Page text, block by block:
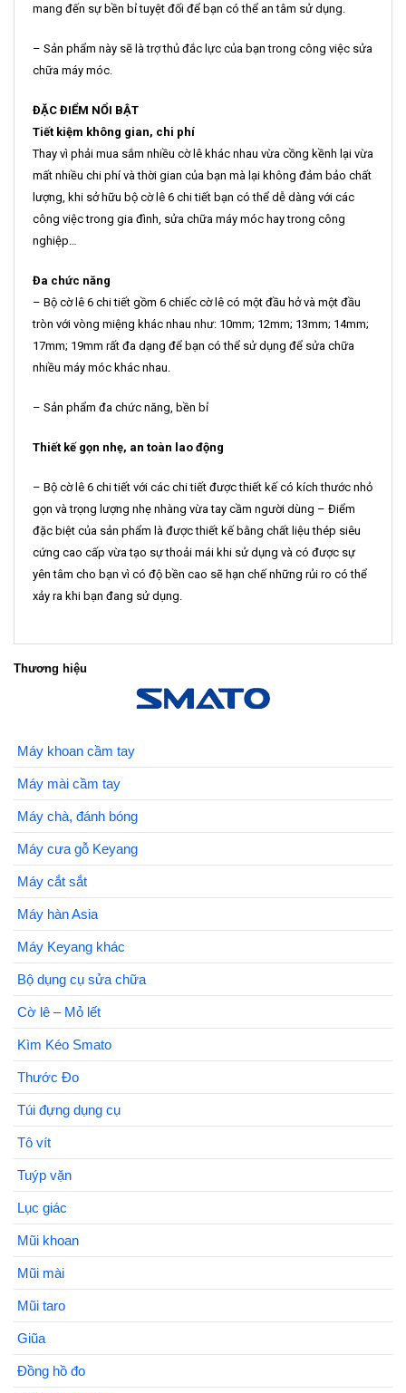
mang đến sự bền bỉ tuyệt đối để bạn có thể an tâm sử dụng.
– Sản phẩm này sẽ là trợ thủ đắc lực của bạn trong công việc sửa
chữa máy móc.
ĐẶC ĐIỂM NỔI BẬT
Tiết kiệm không gian, chi phí
Thay vì phải mua sắm nhiều cờ lê khác nhau vừa cồng kềnh lại vừa
mất nhiều chi phí và thời gian của bạn mà lại không đảm bảo chất
lượng, khi sở hữu bộ cờ lê 6 chi tiết bạn có thể dễ dàng với các
công việc trong gia đình, sửa chữa máy móc hay trong công
nghiệp…
Đa chức năng
– Bộ cờ lê 6 chi tiết gồm 6 chiếc cờ lê có một đầu hở và một đầu
tròn với vòng miệng khác nhau như: 10mm; 12mm; 13mm; 14mm;
17mm; 19mm rất đa dạng để bạn có thể sử dụng để sửa chữa
nhiều máy móc khác nhau.
– Sản phẩm đa chức năng, bền bỉ
Thiết kế gọn nhẹ, an toàn lao động
– Bộ cờ lê 6 chi tiết với các chi tiết được thiết kế có kích thước nhỏ
gọn và trọng lượng nhẹ nhàng vừa tay cầm người dùng – Điểm
đặc biệt của sản phẩm là được thiết kế bằng chất liệu thép siêu
cứng cao cấp vừa tạo sự thoải mái khi sử dụng và có được sự
yên tâm cho bạn vì có độ bền cao sẽ hạn chế những rủi ro có thể
xảy ra khi bạn đang sử dụng.
Thương hiệu
Máy khoan cầm tay
Máy mài cầm tay
Máy chà, đánh bóng
Máy cưa gỗ Keyang
Máy cắt sắt
Máy hàn Asia
Máy Keyang khác
Bộ dụng cụ sửa chữa
Cờ lê – Mỏ lết
Kìm Kéo Smato
Thước Đo
Túi đựng dụng cụ
Tô vít
Tuýp vặn
Lục giác
Mũi khoan
Mũi mài
Mũi taro
Giũa
Đồng hồ đo